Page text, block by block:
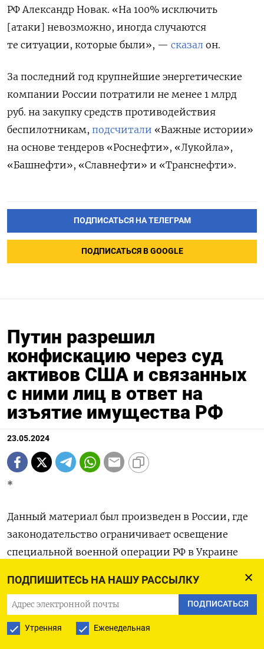
ПОДПИШИТЕСЬ НА НАШУ РАССЫЛКУ
ПОДПИСАТЬСЯ
Утренняя Еженедельная
РФ Александр Новак. «На 100% исключить
[атаки] невозможно, иногда случаются
те ситуации, которые были», — сказал он.
За последний год крупнейшие энергетические
компании России потратили не менее 1 млрд
руб. на закупку средств противодействия
беспилотникам, подсчитали «Важные истории»
на основе тендеров «Роснефти», «Лукойла»,
«Башнефти», «Славнефти» и «Транснефти».
ПОДПИСАТЬСЯ НА ТЕЛЕГРАМ
ПОДПИСАТЬСЯ В GOOGLE
Путин разрешил
конфискацию через суд
активов США и связанных
с ними лиц в ответ на
изъятие имущества РФ
23.05.2024
*
Данный материал был произведен в России, где
законодательство ограничивает освещение
специальной военной операции РФ в Украине
(Добавлены подробности, справочная
информация)
МОСКВА, 23 мая (Рейтер) - Российский